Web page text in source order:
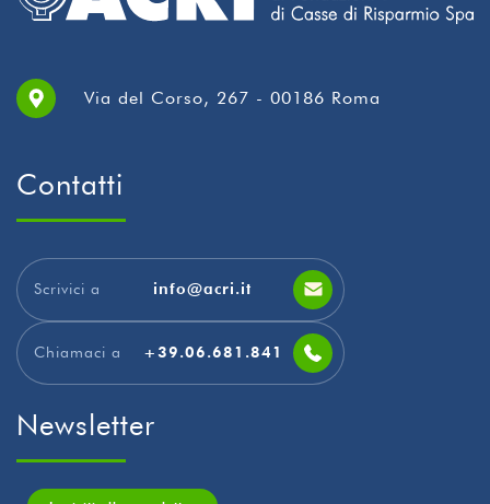
Via del Corso, 267 - 00186 Roma
Contatti
Scrivici a info@acri.it
Chiamaci a +39.06.681.841
Newsletter